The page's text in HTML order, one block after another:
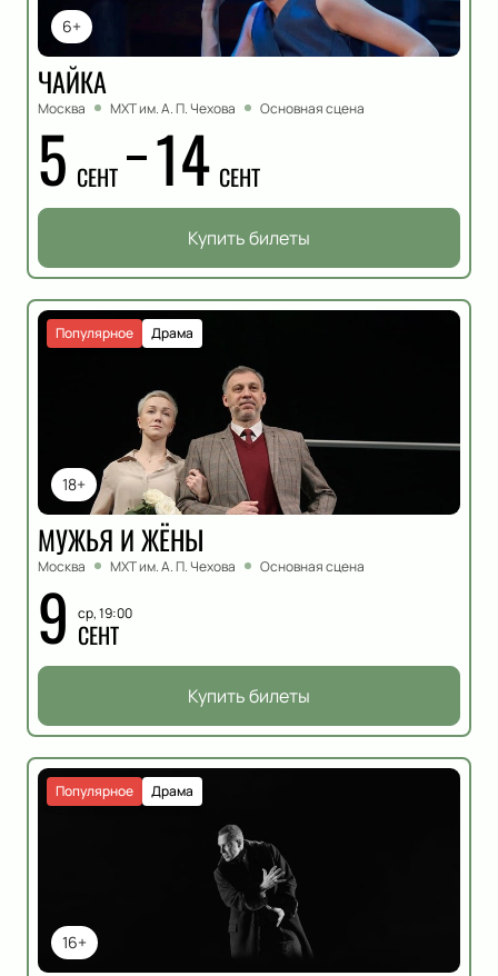
6+
ЧАЙКА
Москва МХТ им. А. П. Чехова Основная сцена
5 СЕНТ 14 СЕНТ
Купить билеты
18+
Драма
Популярное
МУЖЬЯ И ЖЁНЫ
Москва МХТ им. А. П. Чехова Основная сцена
9 ср, 19:00
СЕНТ
Купить билеты
16+
Драма
Популярное